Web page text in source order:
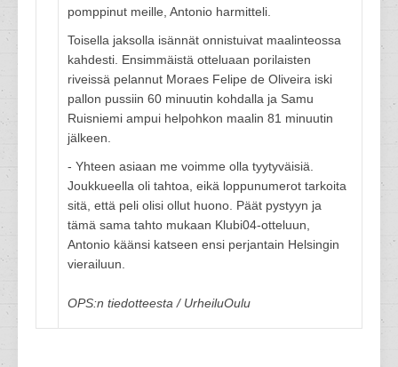
pomppinut meille, Antonio harmitteli.
Toisella jaksolla isännät onnistuivat maalinteossa
kahdesti. Ensimmäistä otteluaan porilaisten
riveissä pelannut Moraes Felipe de Oliveira iski
pallon pussiin 60 minuutin kohdalla ja Samu
Ruisniemi ampui helpohkon maalin 81 minuutin
jälkeen.
- Yhteen asiaan me voimme olla tyytyväisiä.
Joukkueella oli tahtoa, eikä loppunumerot tarkoita
sitä, että peli olisi ollut huono. Päät pystyyn ja
tämä sama tahto mukaan Klubi04-otteluun,
Antonio käänsi katseen ensi perjantain Helsingin
vierailuun.
OPS:n tiedotteesta / UrheiluOulu